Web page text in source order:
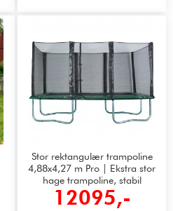
Stor rektangulær trampoline
4,88x4,27 m Pro | Ekstra stor
hage trampoline, stabil
konstruksjon
12095,-